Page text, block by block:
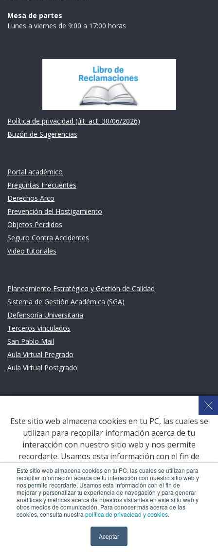
Este sitio web almacena cookies en tu PC, las cuales se utilizan para
recopilar información acerca de tu interacción con nuestro sitio web y
nos permite recordarte. Usamos esta información con el fin de
mejorar y personalizar tu experiencia de navegación y para generar
analíticas y métricas acerca de nuestros visitantes en este sitio web y
otros medios de comunicación. Para conocer más acerca de las
cookies, consulta nuestra política de privacidad y cookies.
Aceptar
Mesa de partes
Lunes a viernes de 9:00 a 17:00 horas
Política de privacidad (últ. act. 30/06/2026)
Buzón de Sugerencias
Portal académico
Preguntas Frecuentes
Derechos Arco
Prevención del Hostigamiento
Objetos Perdidos
Seguro Contra Accidentes
Video tutoriales
Planeamiento Estratégico y Gestión de Calidad
Sistema de Gestión Académica (SGA)
Defensoría Universitaria
Terceros vinculados
San Pablo Mail
Aula Virtual Pregrado
Aula Virtual Postgrado
20327998413
Este sitio web almacena cookies en tu PC, las cuales se
utilizan para recopilar información acerca de tu
interacción con nuestro sitio web y nos permite
recordarte. Usamos esta información con el fin de
mejorar y personalizar tu experiencia de navegación y
para generar analíticas y métricas acerca de nuestros
visitantes en este sitio web y otros medios de
comunicación. Para conocer más acerca de las cookies,
consulta nuestrapolítica de privacidad y cookies
Aceptar